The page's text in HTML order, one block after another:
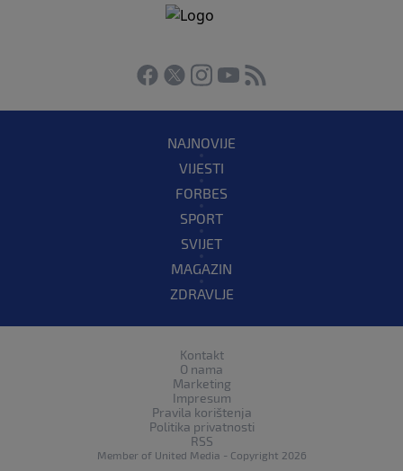
NAJNOVIJE
VIJESTI
FORBES
SPORT
SVIJET
MAGAZIN
ZDRAVLJE
Kontakt
O nama
Marketing
Impresum
Pravila korištenja
Politika privatnosti
RSS
Member of United Media - Copyright 2026